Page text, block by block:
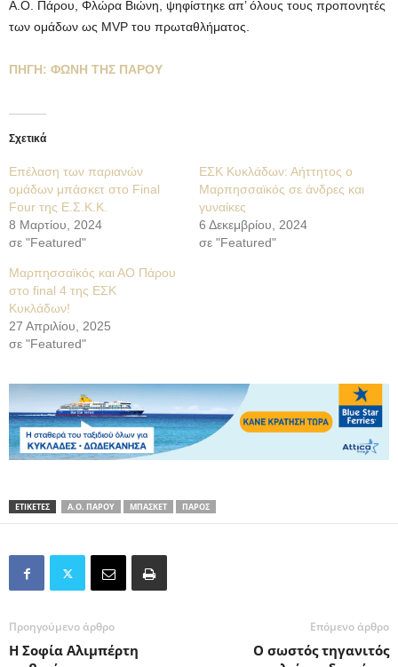
Α.Ο. Πάρου, Φλώρα Βιώνη, ψηφίστηκε απ’ όλους τους προπονητές
των ομάδων ως MVP του πρωταθλήματος.
ΠΗΓΗ: ΦΩΝΗ ΤΗΣ ΠΑΡΟΥ
Σχετικά
Επέλαση των παριανών
ομάδων μπάσκετ στο Final
Four της Ε.Σ.Κ.Κ.
8 Μαρτίου, 2024
σε "Featured"
ΕΣΚ Κυκλάδων: Αήττητος ο
Μαρπησσαϊκός σε άνδρες και
γυναίκες
6 Δεκεμβρίου, 2024
σε "Featured"
Μαρπησσαϊκός και ΑΟ Πάρου
στο final 4 της ΕΣΚ
Κυκλάδων!
27 Απριλίου, 2025
σε "Featured"
ΕΤΙΚΕΤΕΣ Α.Ο. ΠΑΡΟΥ ΜΠΑΣΚΕΤ ΠΑΡΟΣ
Προηγούμενο άρθρο
Η Σοφία Αλιμπέρτη
Επόμενο άρθρο
Ο σωστός τηγανιτός